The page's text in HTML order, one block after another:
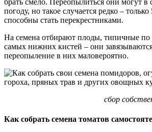
погоду, но такое случается редко –
способны стать перекрестниками.
На семена отбирают плоды, типичные по
самых нижних кистей – они
переопыление в них маловероятно.
сбор
Как собрать семена томатов